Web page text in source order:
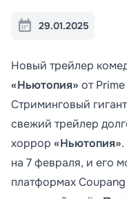
29.01.2025
Новый трейлер
«Ньютопия» от
Стриминговый
свежий трейлер
хоррор «Ньютопия»
на 7 февраля, и его
платформах